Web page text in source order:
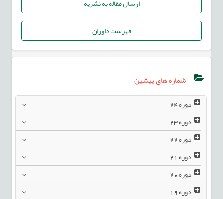
ارسال مقاله به نشریه
فهرست داوران
شماره های پیشین
دوره24
دوره23
دوره22
دوره21
دوره20
دوره19